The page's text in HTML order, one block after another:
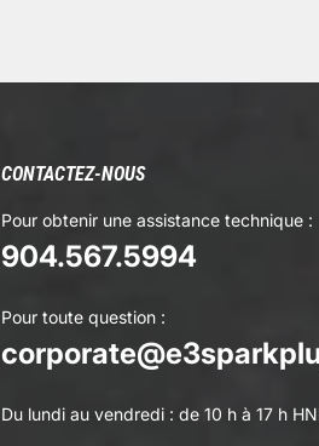
CONTACTEZ-NOUS
Pour obtenir une assistance technique :
904.567.5994
Pour toute question :
Du lundi au vendredi : de 10 h à 17 h